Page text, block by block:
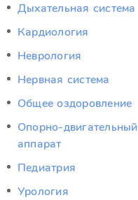
Дыхательная система
Кардиология
Неврология
Нервная система
Общее оздоровление
Опорно-двигательный
аппарат
Педиатрия
Урология